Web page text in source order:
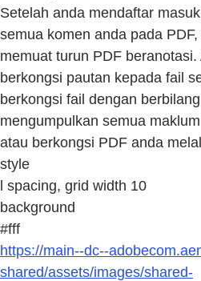
Setelah anda mendaftar
semua komen anda pada
memuat turun PDF
berkongsi pautan kepada fail
berkongsi fail dengan
mengumpulkan semua
atau berkongsi PDF anda
style
l spacing, grid width 10
background
#fff
https://main--dc--
shared/assets/images/shared-